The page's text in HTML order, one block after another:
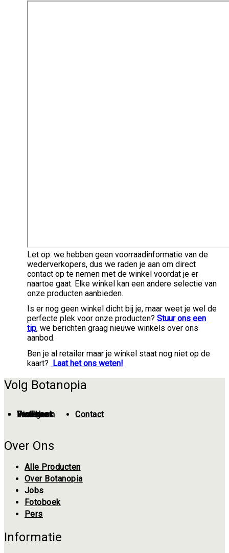
Let op: we hebben geen voorraadinformatie van de
wederverkopers, dus we raden je aan om direct
contact op te nemen met de winkel voordat je er
naartoe gaat. Elke winkel kan een andere selectie van
onze producten aanbieden.
Is er nog geen winkel dicht bij je, maar weet je wel de
perfecte plek voor onze producten? Stuur ons een
tip, we berichten graag nieuwe winkels over ons
aanbod.
Ben je al retailer maar je winkel staat nog niet op de
kaart? Laat het ons weten!
Volg Botanopia
Instagram
Pinterest
Facebook
YouTube Contact
Over Ons
Alle Producten
Over Botanopia
Jobs
Fotoboek
Pers
Informatie